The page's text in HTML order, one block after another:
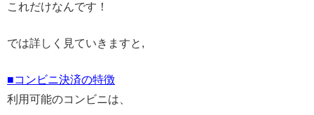
これだけなんです！
では詳しく見ていきますと,
■コンビニ決済の特徴
利用可能のコンビニは、